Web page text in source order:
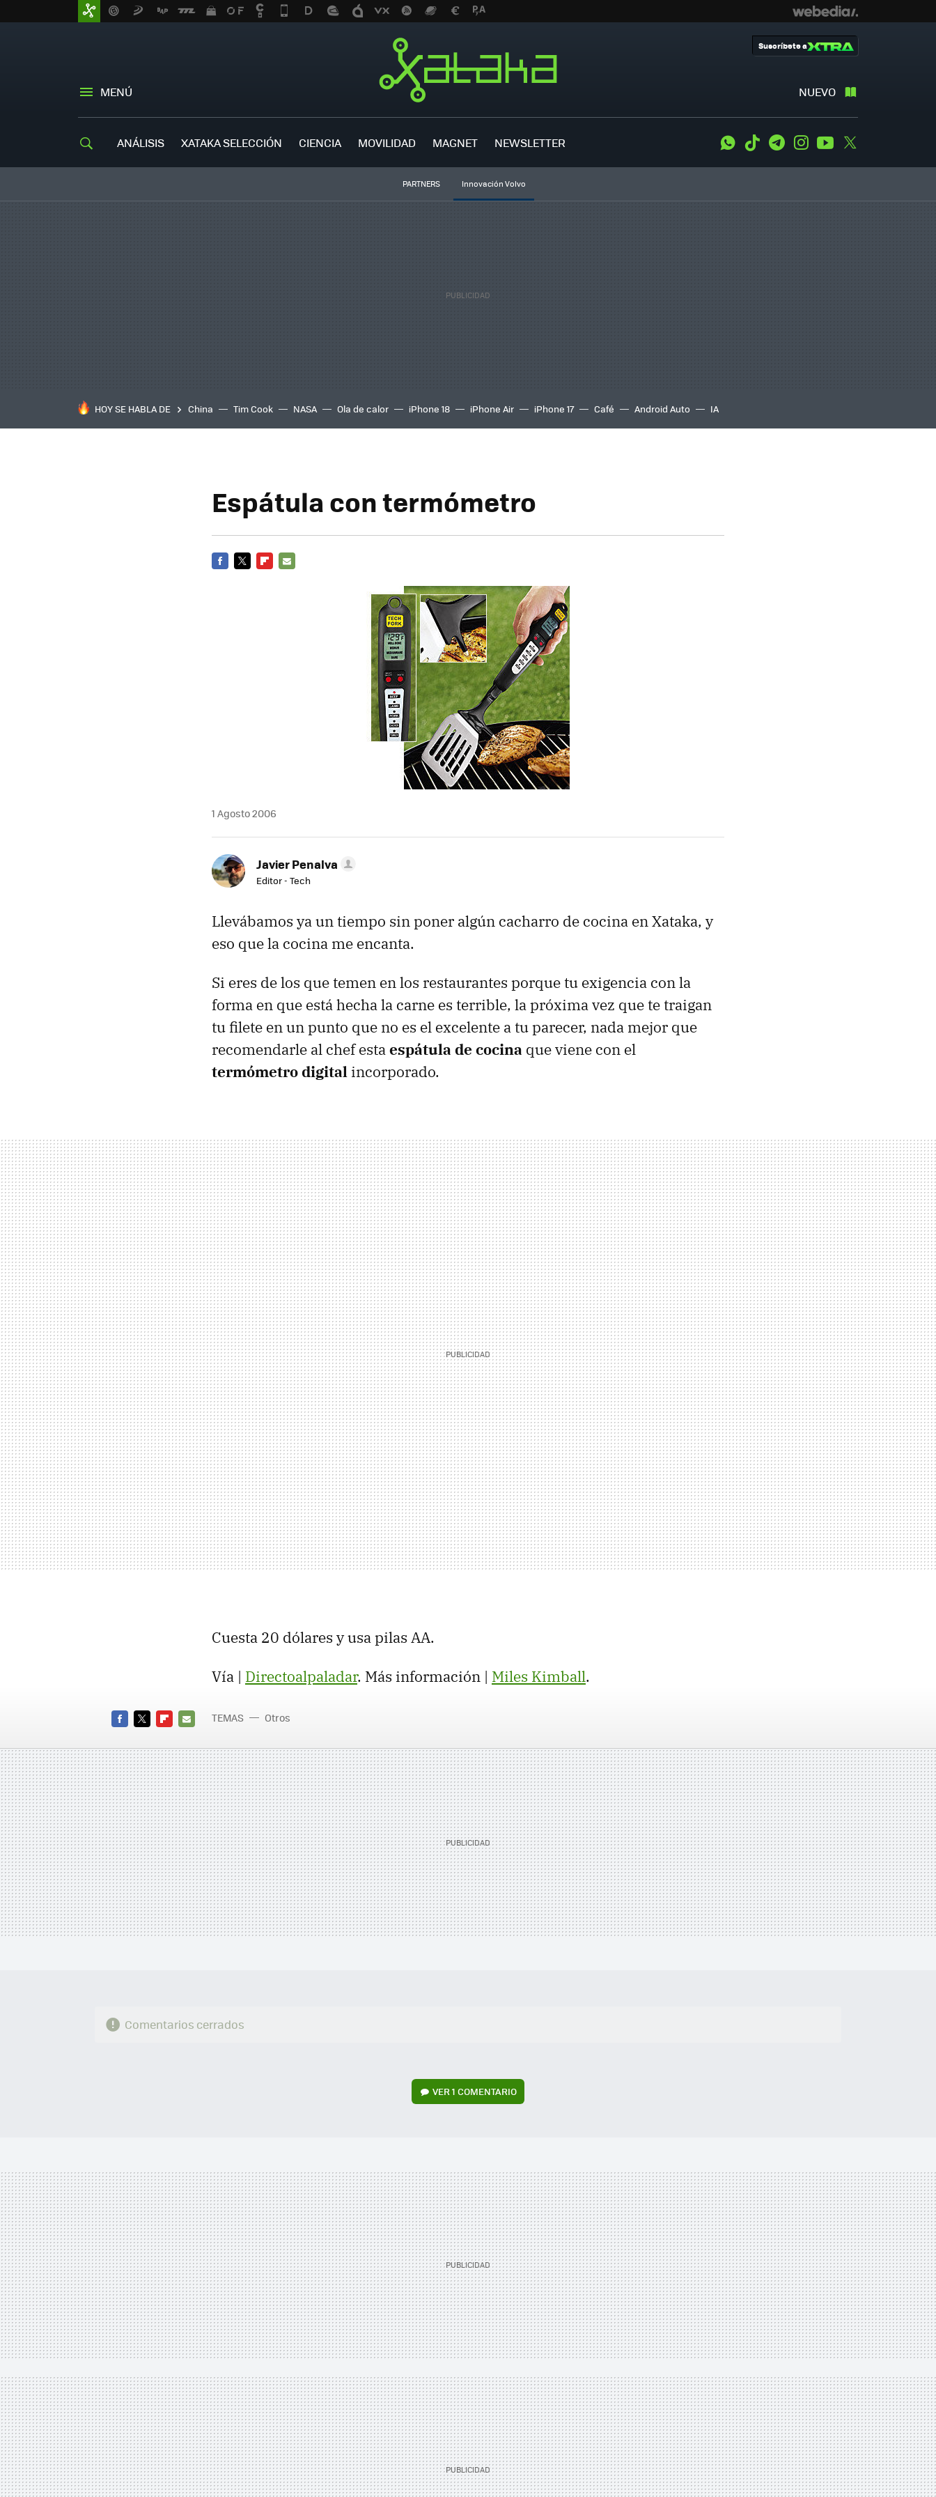
MENÚ NUEVO
Suscríbete a
ANÁLISIS XATAKA SELECCIÓN CIENCIA MOVILIDAD MAGNET NEWSLETTER WhatsApp
Tiktok TelegramInstagramYoutube
PARTNERS Innovación Volvo
HOY SE HABLA DE China Tim Cook NASA Ola de calor iPhone 18 iPhone Air iPhone 17 Café Android Auto IA
Espátula con termómetro
1 Agosto 2006
Javier Penalva
Editor - Tech
Llevábamos ya un tiempo sin poner algún cacharro de cocina en Xataka, y
eso que la cocina me encanta.
Si eres de los que temen en los restaurantes porque tu exigencia con la
forma en que está hecha la carne es terrible, la próxima vez que te traigan
tu filete en un punto que no es el excelente a tu parecer, nada mejor que
recomendarle al chef estaespátula de cocina que viene con el
termómetro digital incorporado.
Cuesta 20 dólares y usa pilas AA.
Vía | Directoalpaladar. Más información | Miles Kimball.
MAIL
TEMAS Otros
Comentarios cerrados
VER1 COMENTARIO